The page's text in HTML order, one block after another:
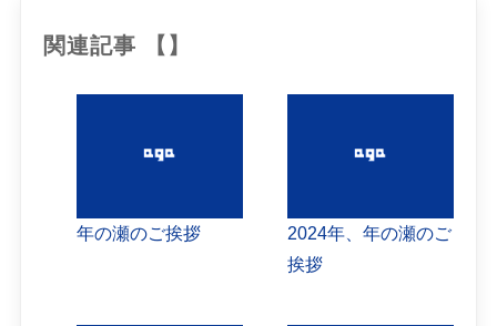
関連記事 【】
年の瀬のご挨拶
2024年、年の瀬のご
挨拶